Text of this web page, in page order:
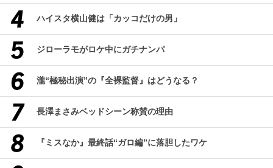
ハイスタ横山健は「カッコだけの男」
ジローラモがロケ中にガチナンパ
瀧“極秘出演”の『全裸監督』はどうなる？
長澤まさみベッドシーン称賛の理由
『ミスなか』最終話“ガロ編”に落胆したワケ